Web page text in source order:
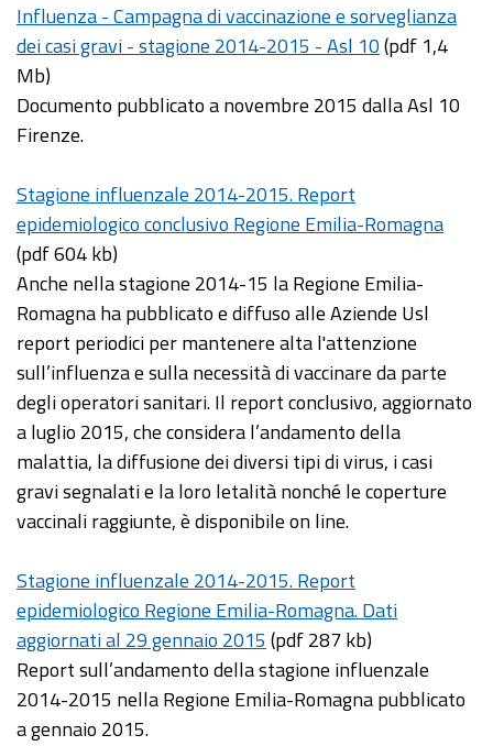
Influenza - Campagna di vaccinazione e sorveglianza
dei casi gravi - stagione 2014-2015 - Asl 10(pdf 1,4
Mb)
Documento pubblicato a novembre 2015 dalla Asl 10
Firenze.
Stagione influenzale 2014-2015. Report
epidemiologico conclusivo Regione Emilia-Romagna
(pdf 604 kb)
Anche nella stagione 2014-15 la Regione Emilia-
Romagna ha pubblicato e diffuso alle Aziende Usl
report periodici per mantenere alta l'attenzione
sull’influenza e sulla necessità di vaccinare da parte
degli operatori sanitari. Il report conclusivo, aggiornato
a luglio 2015, che considera l’andamento della
malattia, la diffusione dei diversi tipi di virus, i casi
gravi segnalati e la loro letalità nonché le coperture
vaccinali raggiunte, è disponibile on line.
Stagione influenzale 2014-2015. Report
epidemiologico Regione Emilia-Romagna. Dati
aggiornati al 29 gennaio 2015 (pdf 287 kb)
Report sull’andamento della stagione influenzale
2014-2015 nella Regione Emilia-Romagna pubblicato
a gennaio 2015.